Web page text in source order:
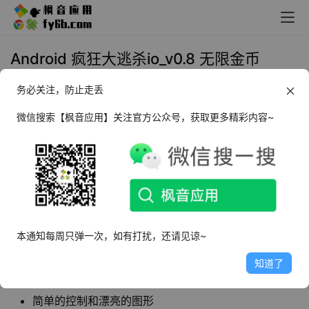
Android 疯狂大逃杀io_v0.8 无限金币
2022年8月9日 11:31 手机游戏
战的方式来进行战斗，通过预瞄的方式来进行炮
弹的发射，在游戏当中不断的升级你的坦克。
软件特点
简单的控制和漂亮的图形
务必关注，防止走丢
微信搜索【枫音应用】关注官方公众号，获取更多精彩内容~
本通知每周只弹一次，如有打扰，还请见谅~
知道了